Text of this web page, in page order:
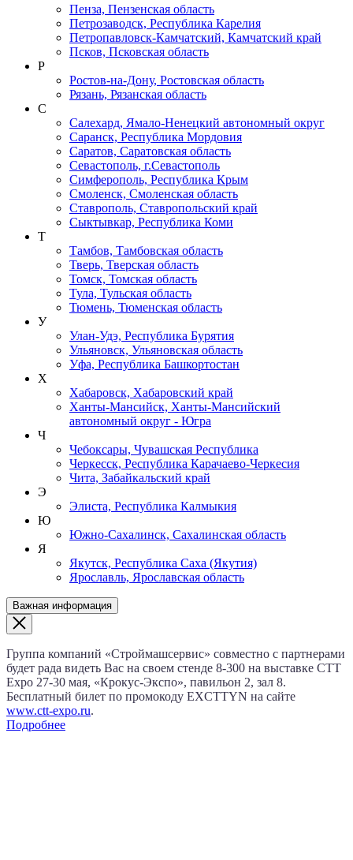
Пенза, Пензенская область
Петрозаводск, Республика Карелия
Петропавловск-Камчатский, Камчатский край
Псков, Псковская область
Р
Ростов-на-Дону, Ростовская область
Рязань, Рязанская область
С
Салехард, Ямало-Ненецкий автономный округ
Саранск, Республика Мордовия
Саратов, Саратовская область
Севастополь, г.Севастополь
Симферополь, Республика Крым
Смоленск, Смоленская область
Ставрополь, Ставропольский край
Сыктывкар, Республика Коми
Т
Тамбов, Тамбовская область
Тверь, Тверская область
Томск, Томская область
Тула, Тульская область
Тюмень, Тюменская область
У
Улан-Удэ, Республика Бурятия
Ульяновск, Ульяновская область
Уфа, Республика Башкортостан
Х
Хабаровск, Хабаровский край
Ханты-Мансийск, Ханты-Мансийский
автономный округ - Югра
Ч
Чебоксары, Чувашская Республика
Черкесск, Республика Карачаево-Черкесия
Чита, Забайкальский край
Э
Элиста, Республика Калмыкия
Ю
Южно-Сахалинск, Сахалинская область
Я
Якутск, Республика Саха (Якутия)
Ярославль, Ярославская область
Важная информация
Группа компаний «Строймашсервис» совместно с партнерами
будет рада видеть Вас на своем стенде 8‑300 на выставке CTT
Expo 27‑30 мая, «Крокус‑Экспо», павильон 2, зал 8.
Бесплатный билет по промокоду EXCTTYN на сайте
www.сtt-expo.ru.
Подробнее